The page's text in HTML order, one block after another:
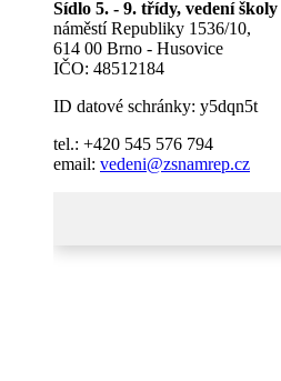
Sídlo 5. - 9. třídy, vedení školy
náměstí Republiky 1536/10,
614 00 Brno - Husovice
IČO: 48512184
ID datové schránky: y5dqn5t
tel.: +420 545 576 794
email: vedeni@zsnamrep.cz